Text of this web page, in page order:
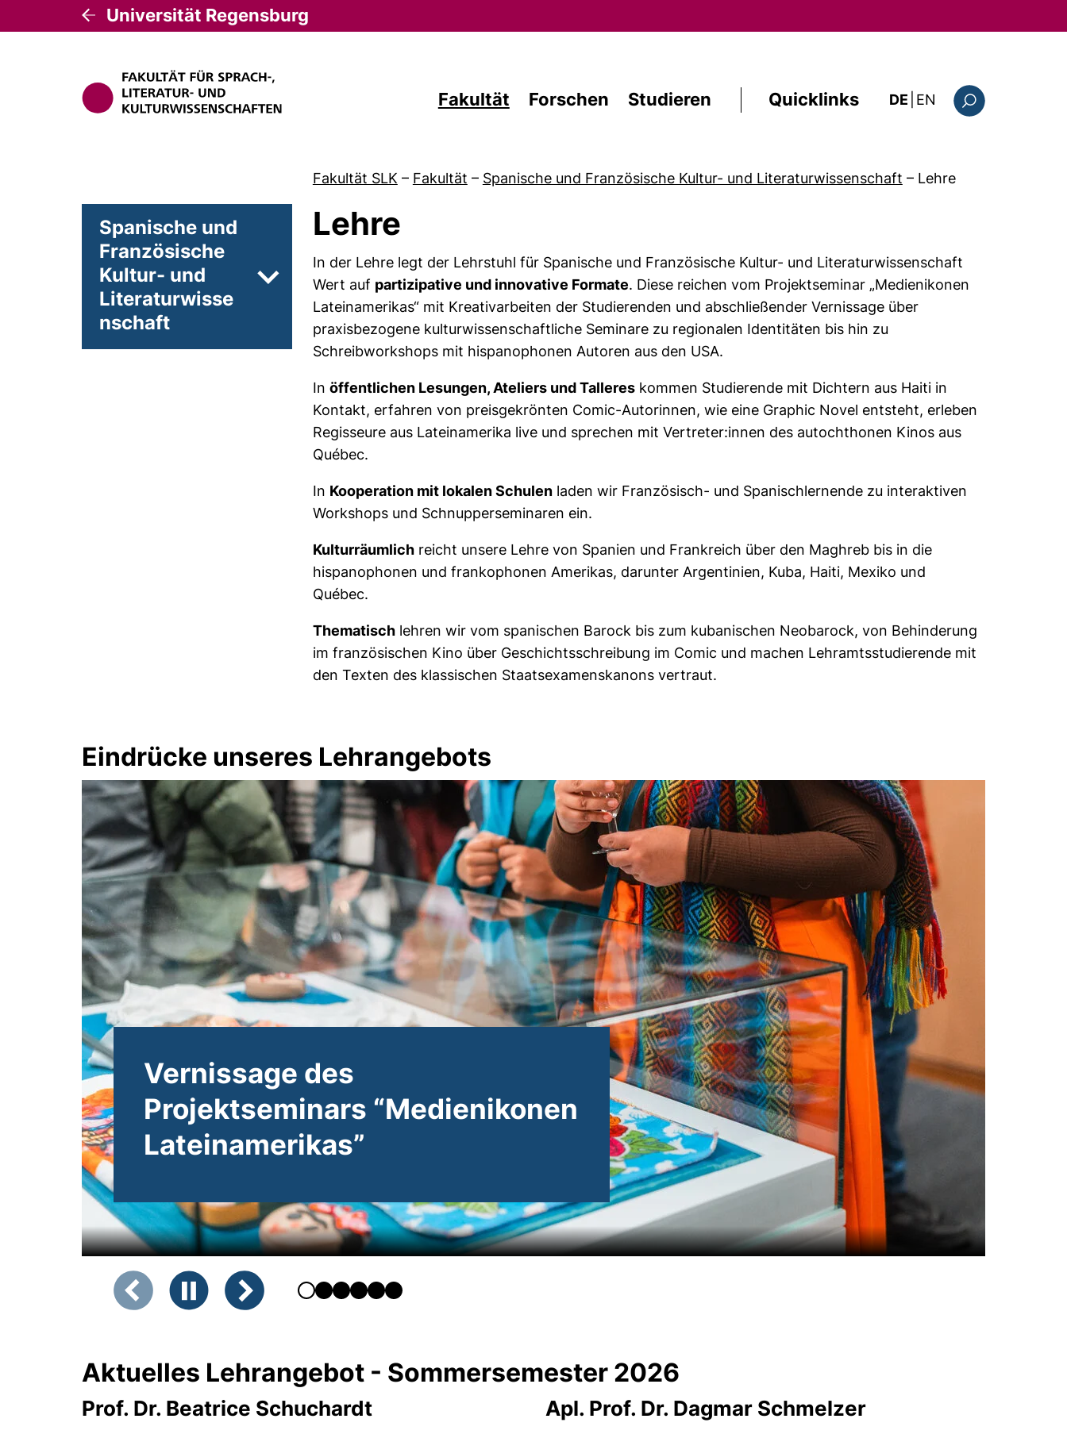
Universität Regensburg
Fakultät Forschen Studieren Quicklinks DE EN : this page in
Fakultät SLK – Fakultät – Spanische und Französische Kultur- und Literaturwissenschaft – Lehre
Spanische und
Französische
Kultur- und
Literaturwisse
nschaft
Unterseiten von Aktuelles
Lehre
In der Lehre legt der Lehrstuhl für Spanische und Französische Kultur- und Literaturwissenschaft
Wert auf partizipative und innovative Formate. Diese reichen vom Projektseminar „Medienikonen
Lateinamerikas“ mit Kreativarbeiten der Studierenden und abschließender Vernissage über
praxisbezogene kulturwissenschaftliche Seminare zu regionalen Identitäten bis hin zu
Schreibworkshops mit hispanophonen Autoren aus den USA.
In öffentlichen Lesungen, Ateliers und Tallereskommen Studierende mit Dichtern aus Haiti in
Kontakt, erfahren von preisgekrönten Comic-Autorinnen, wie eine Graphic Novel entsteht, erleben
Regisseure aus Lateinamerika live und sprechen mit Vertreter:innen des autochthonen Kinos aus
Québec.
In Kooperation mit lokalen Schulenladen wir Französisch- und Spanischlernende zu interaktiven
Workshops und Schnupperseminaren ein.
Kulturräumlichreicht unsere Lehre von Spanien und Frankreich über den Maghreb bis in die
hispanophonen und frankophonen Amerikas, darunter Argentinien, Kuba, Haiti, Mexiko und
Québec.
Thematischlehren wir vom spanischen Barock bis zum kubanischen Neobarock, von Behinderung
im französischen Kino über Geschichtsschreibung im Comic und machen Lehramtsstudierende mit
den Texten des klassischen Staatsexamenskanons vertraut.
Eindrücke unseres Lehrangebots
Schreibworkshop
#NewLatinoBoom mit Oswaldo
Estrada
Zeigt Folie 2 von 6
Aktuelles Lehrangebot - Sommersemester 2026
Prof. Dr. Beatrice Schuchardt Apl. Prof. Dr. Dagmar Schmelzer